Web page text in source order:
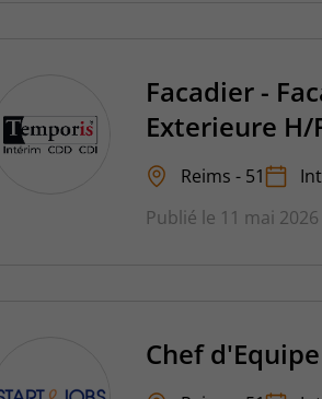
Facadier -
Exterieure H/
Reims - 51
Publié le 11 mai 2026
Chef